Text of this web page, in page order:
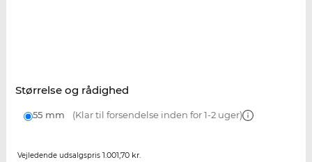
Størrelse og rådighed
55 mm (Klar til forsendelse inden for 1-2 uger)
Vejledende udsalgspris 1.001,70 kr.